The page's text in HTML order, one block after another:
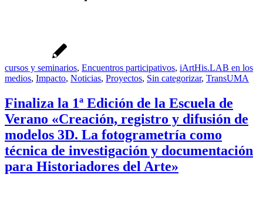
cursos y seminarios, Encuentros participativos, iArtHis.LAB en los
medios, Impacto, Noticias, Proyectos, Sin categorizar, TransUMA
Finaliza la 1ª Edición de la Escuela de
Verano «Creación, registro y difusión de
modelos 3D. La fotogrametría como
técnica de investigación y documentación
para Historiadores del Arte»